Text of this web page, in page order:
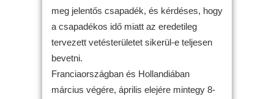
meg jelentős csapadék, és kérdéses, hogy
a csapadékos idő miatt az eredetileg
tervezett vetésterületet sikerül-e teljesen
bevetni.
Franciaországban és Hollandiában
március végére, április elejére mintegy 8-